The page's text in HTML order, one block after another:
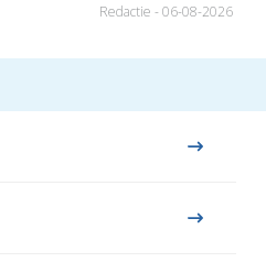
Redactie - 06-08-2026